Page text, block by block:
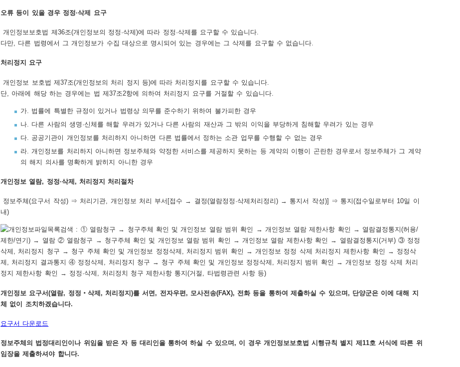
오류 등이 있을 경우 정정·삭제 요구
개인정보보호법 제36조(개인정보의 정정·삭제)에 따라 정정·삭제를 요구할 수 있습니다.
다만, 다른 법령에서 그 개인정보가 수집 대상으로 명시되어 있는 경우에는 그 삭제를 요구할 수 없습니다.
처리정지 요구
개인정보 보호법 제37조(개인정보의 처리 정지 등)에 따라 처리정지를 요구할 수 있습니다.
단, 아래에 해당 하는 경우에는 법 제37조2항에 의하여 처리정지 요구를 거절할 수 있습니다.
가. 법률에 특별한 규정이 있거나 법령상 의무를 준수하기 위하여 불가피한 경우
나. 다른 사람의 생명·신체를 해할 우려가 있거나 다른 사람의 재산과 그 밖의 이익을 부당하게 침해할 우려가 있는 경우
다. 공공기관이 개인정보를 처리하지 아니하면 다른 법률에서 정하는 소관 업무를 수행할 수 없는 경우
라. 개인정보를 처리하지 아니하면 정보주체와 약정한 서비스를 제공하지 못하는 등 계약의 이행이 곤란한 경우로서 정보주체가 그 계약
의 해지 의사를 명확하게 밝히지 아니한 경우
개인정보 열람, 정정·삭제, 처리정지 처리절차
정보주체(요구서 작성) ⇒ 처리기관, 개인정보 처리 부서[접수 → 결정(열람정정·삭제처리정리) → 통지서 작성)] ⇒ 통지(접수일로부터 10일 이
내)
개인정보 요구서(열람, 정정‧삭제, 처리정지)를 서면, 전자우편, 모사전송(FAX), 전화 등을 통하여 제출하실 수 있으며, 단양군은 이에 대해 지
체 없이 조치하겠습니다.
요구서 다운로드
정보주체의 법정대리인이나 위임을 받은 자 등 대리인을 통하여 하실 수 있으며, 이 경우 개인정보보호법 시행규칙 별지 제11호 서식에 따른 위
임장을 제출하셔야 합니다.